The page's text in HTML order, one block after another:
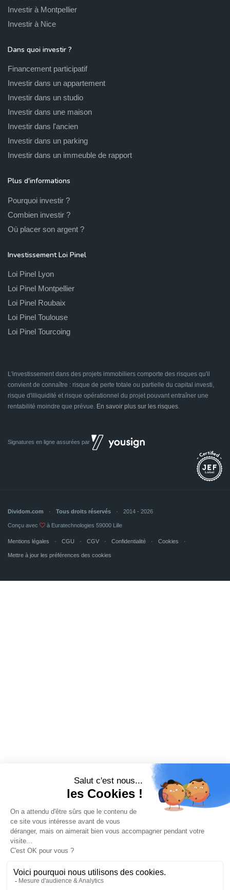
Investir à Montpellier
Investir à Nice
Dans quoi investir ?
Financement participatif
Investir dans un appartement
Investir dans un studio
Investir dans une maison
Investir dans l'ancien
Investir dans un parking
Investir dans un immeuble de rapport
Plus d'informations
Pourquoi investir ?
Combien investir ?
Où placer son argent ?
Investissement Loi Pinel
Loi Pinel Lyon
Loi Pinel Montpellier
Loi Pinel Roubaix
Loi Pinel Toulouse
Loi Pinel Tourcoing
L'investissement dans des projets immobiliers comporte des risques qu'il
convient de connaître : risque de perte totale ou partielle du capital investi,
risque d'illiquidité et risque opérationnel du projet pouvant entraîner une
rentabilité moindre que prévue. En savoir plus sur les risques
Signatures en ligne assurées par
Dividom.com Tous droits réservés 2014 - 2026
Conçu avec à Euratechnologies 59000 Lille
Mentions légales CGU CGV Confidentialité Cookies
Mettre à jour les préférences des cookies